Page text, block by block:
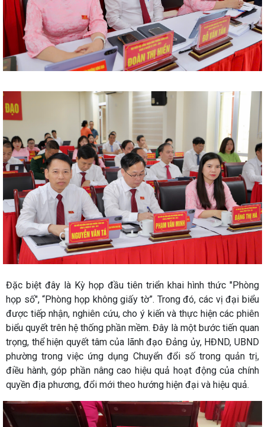
Đặc biệt đây là Kỳ họp đầu tiên triển khai hình thức "Phòng
họp số", “Phòng họp không giấy tờ”. Trong đó, các vị đại biểu
được tiếp nhận, nghiên cứu, cho ý kiến và thực hiện các phiên
biểu quyết trên hệ thống phần mềm. Đây là một bước tiến quan
trọng, thể hiện quyết tâm của lãnh đạo Đảng ủy, HĐND, UBND
phường trong việc ứng dụng Chuyển đổi số trong quản trị,
điều hành, góp phần nâng cao hiệu quả hoạt động của chính
quyền địa phương, đổi mới theo hướng hiện đại và hiệu quả.